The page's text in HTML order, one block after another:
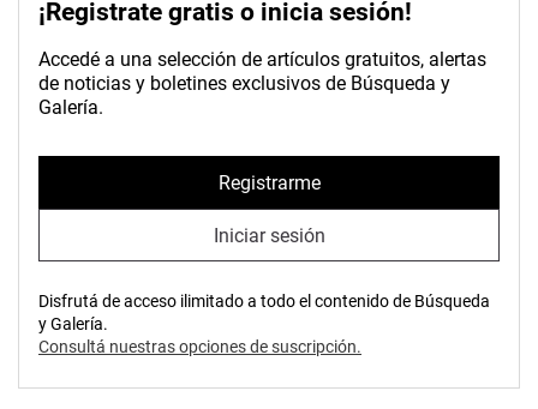
¡Registrate gratis o inicia sesión!
Accedé a una selección de artículos gratuitos, alertas
de noticias y boletines exclusivos de Búsqueda y
Galería.
Registrarme
Iniciar sesión
Disfrutá de acceso ilimitado a todo el contenido de Búsqueda
y Galería.
Consultá nuestras opciones de suscripción.